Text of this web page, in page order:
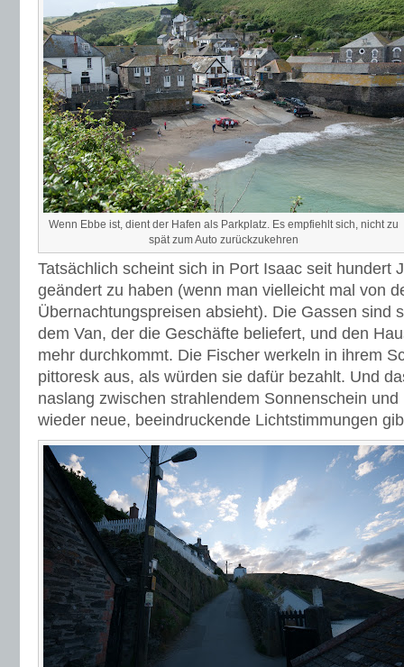
Wenn Ebbe ist, dient der Hafen als Parkplatz. Es empfiehlt sich, nicht zu
spät zum Auto zurückzukehren
Tatsächlich scheint sich in Port Isaac seit hundert
geändert zu haben (wenn man vielleicht mal von
Übernachtungspreisen absieht). Die Gassen sind
dem Van, der die Geschäfte beliefert, und den
mehr durchkommt. Die Fischer werkeln in ihrem
pittoresk aus, als würden sie dafür bezahlt. Und
naslang zwischen strahlendem Sonnenschein
wieder neue, beeindruckende Lichtstimmungen